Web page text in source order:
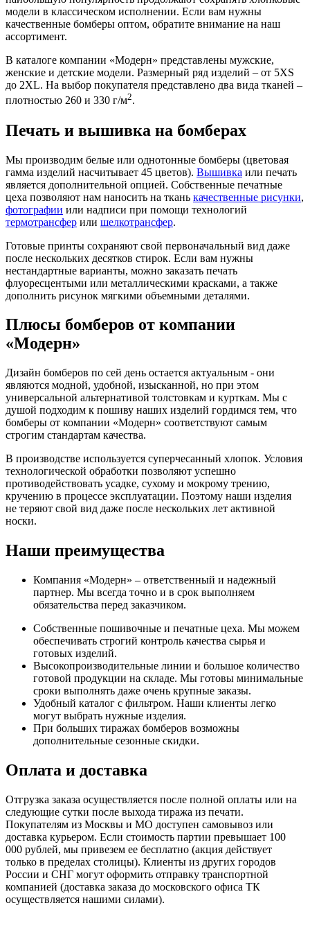
модели в классическом исполнении. Если вам нужны
качественные бомберы оптом, обратите внимание на наш
ассортимент.
В каталоге компании «Модерн» представлены мужские,
женские и детские модели. Размерный ряд изделий – от 5XS
до 2XL. На выбор покупателя представлено два вида тканей –
плотностью 260 и 330 г/м2.
Печать и вышивка на бомберах
Мы производим белые или однотонные бомберы (цветовая
гамма изделий насчитывает 45 цветов). Вышивка или печать
является дополнительной опцией. Собственные печатные
цеха позволяют нам наносить на ткань качественные рисунки,
фотографии или надписи при помощи технологий
термотрансфер или шелкотрансфер.
Готовые принты сохраняют свой первоначальный вид даже
после нескольких десятков стирок. Если вам нужны
нестандартные варианты, можно заказать печать
флуоресцентыми или металлическими красками, а также
дополнить рисунок мягкими объемными деталями.
Плюсы бомберов от компании
«Модерн»
Дизайн бомберов по сей день остается актуальным - они
являются модной, удобной, изысканной, но при этом
универсальной альтернативой толстовкам и курткам. Мы с
душой подходим к пошиву наших изделий гордимся тем, что
бомберы от компании «Модерн» соответствуют самым
строгим стандартам качества.
В производстве используется суперчесанный хлопок. Условия
технологической обработки позволяют успешно
противодействовать усадке, сухому и мокрому трению,
кручению в процессе эксплуатации. Поэтому наши изделия
не теряют свой вид даже после нескольких лет активной
носки.
Наши преимущества
Компания «Модерн» – ответственный и надежный
партнер. Мы всегда точно и в срок выполняем
обязательства перед заказчиком.
Собственные пошивочные и печатные цеха. Мы можем
обеспечивать строгий контроль качества сырья и
готовых изделий.
Высокопроизводительные линии и большое количество
готовой продукции на складе. Мы готовы минимальные
сроки выполнять даже очень крупные заказы.
Удобный каталог с фильтром. Наши клиенты легко
могут выбрать нужные изделия.
При больших тиражах бомберов возможны
дополнительные сезонные скидки.
Оплата и доставка
Отгрузка заказа осуществляется после полной оплаты или на
следующие сутки после выхода тиража из печати.
Покупателям из Москвы и МО доступен самовывоз или
доставка курьером. Если стоимость партии превышает 100
000 рублей, мы привезем ее бесплатно (акция действует
только в пределах столицы). Клиенты из других городов
России и СНГ могут оформить отправку транспортной
компанией (доставка заказа до московского офиса ТК
осуществляется нашими силами).